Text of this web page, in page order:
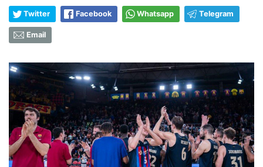
Twitter Facebook Whatsapp Telegram
Email